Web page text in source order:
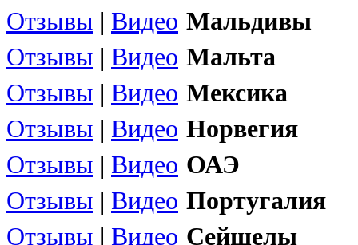
Отзывы | Видео Мальдивы
Отзывы | Видео Мальта
Отзывы | Видео Мексика
Отзывы | Видео Норвегия
Отзывы | Видео ОАЭ
Отзывы | Видео Португалия
Отзывы | Видео Сейшелы